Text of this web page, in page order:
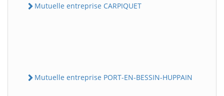
Mutuelle entreprise CARPIQUET
Mutuelle entreprise PORT-EN-BESSIN-HUPPAIN